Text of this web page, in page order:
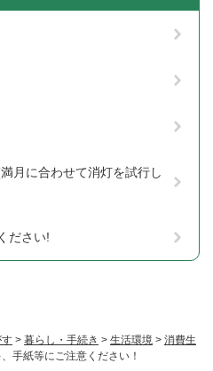
> 暮らし・手続き > 生活環境 > 消費生
手紙等にご注意ください！
月に合わせて消灯を試行し
ださい!